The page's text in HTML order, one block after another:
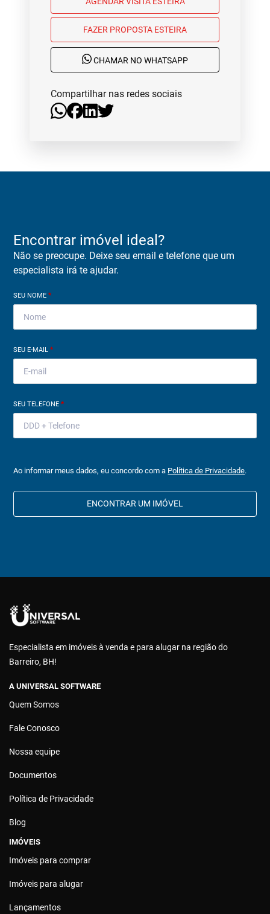
FAZER PROPOSTA ESTEIRA
CHAMAR NO WHATSAPP
Compartilhar nas redes sociais
Encontrar imóvel ideal?
Não se preocupe. Deixe seu email e telefone que um
especialista irá te ajudar.
SEU NOME*
SEU E-MAIL*
SEU TELEFONE*
Ao informar meus dados, eu concordo com a Política de Privacidade.
ENCONTRAR UM IMÓVEL
Especialista em imóveis à venda e para alugar na região do
Barreiro, BH!
A UNIVERSAL SOFTWARE
Quem Somos
Fale Conosco
Nossa equipe
Documentos
Política de Privacidade
Blog
IMÓVEIS
Imóveis para comprar
Imóveis para alugar
Lançamentos